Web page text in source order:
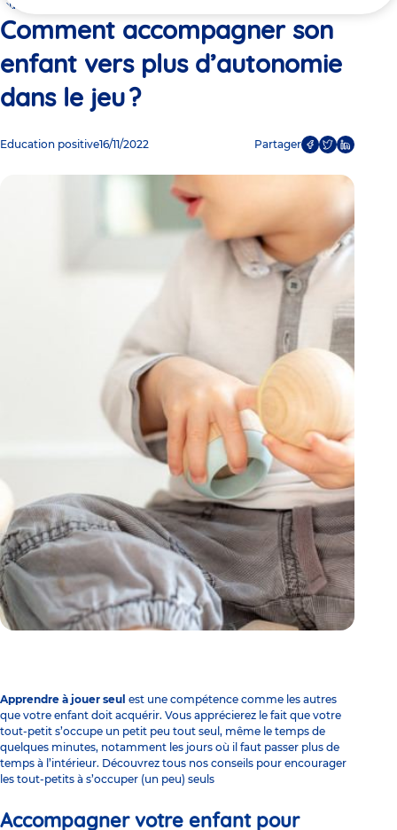
ici
jeu ?
Comment accompagner son
enfant vers plus d’autonomie
dans le jeu ?
Education positive16/11/2022 Partager
Apprendre à jouer seul est une compétence comme les autres
que votre enfant doit acquérir. Vous apprécierez le fait que votre
tout-petit s’occupe un petit peu tout seul, même le temps de
quelques minutes, notamment les jours où il faut passer plus de
temps à l’intérieur. Découvrez tous nos conseils pour encourager
les tout-petits à s’occuper (un peu) seuls
Accompagner votre enfant pour